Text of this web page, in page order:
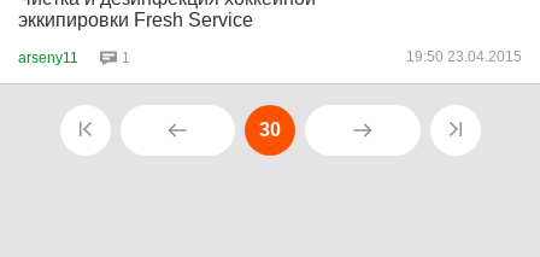
эккипировки Fresh Service
arseny11 1 19:50 23.04.2015
30